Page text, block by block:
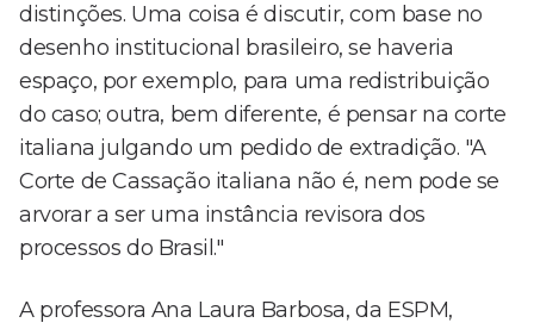
distinções. Uma coisa é discutir, com base no
desenho institucional brasileiro, se haveria
espaço, por exemplo, para uma redistribuição
do caso; outra, bem diferente, é pensar na corte
italiana julgando um pedido de extradição. "A
Corte de Cassação italiana não é, nem pode se
arvorar a ser uma instância revisora dos
processos do Brasil."
A professora Ana Laura Barbosa, da ESPM,